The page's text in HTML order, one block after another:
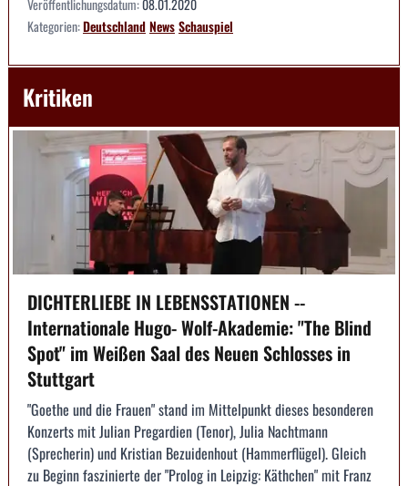
Veröffentlichungsdatum:08.01.2020
Kategorien:DeutschlandNewsSchauspiel
Kritiken
DICHTERLIEBE IN LEBENSSTATIONEN --
Internationale Hugo- Wolf-Akademie: "The Blind
Spot" im Weißen Saal des Neuen Schlosses in
Stuttgart
"Goethe und die Frauen" stand im Mittelpunkt dieses besonderen
Konzerts mit Julian Pregardien (Tenor), Julia Nachtmann
(Sprecherin) und Kristian Bezuidenhout (Hammerflügel). Gleich
zu Beginn faszinierte der "Prolog in Leipzig: Käthchen" mit Franz